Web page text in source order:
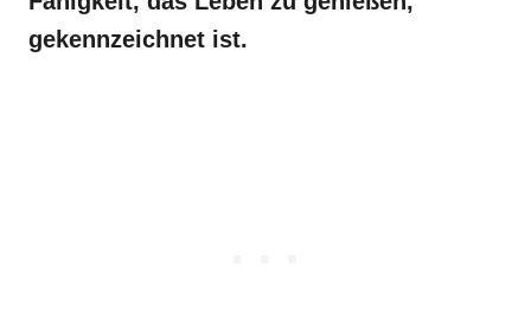
gekennzeichnet ist.